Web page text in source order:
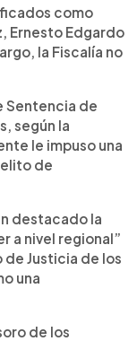
como
Ernesto Edgardo
la Fiscalía no
Sentencia de
según la
le impuso una
de
destacado la
a nivel regional”
de Justicia de los
una
de los